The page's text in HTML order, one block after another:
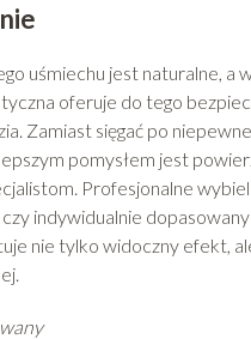
uśmiechu jest naturalne, a
oferuje do tego
Zamiast sięgać po
pomysłem jest
Profesjonalne
indywidualnie
nie tylko widoczny efekt,